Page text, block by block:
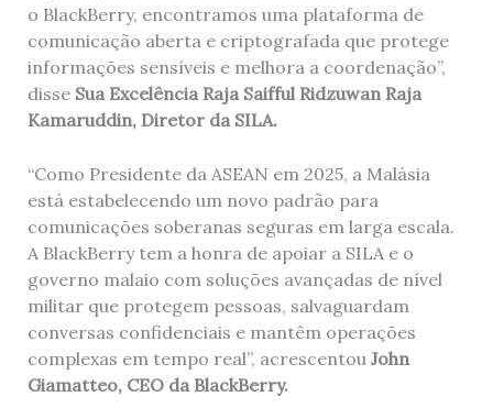
o BlackBerry, encontramos uma plataforma de
comunicação aberta e criptografada que protege
informações sensíveis e melhora a coordenação”,
disse Sua Excelência Raja Saifful Ridzuwan Raja
Kamaruddin, Diretor da SILA.
“Como Presidente da ASEAN em 2025, a Malásia
está estabelecendo um novo padrão para
comunicações soberanas seguras em larga escala.
A BlackBerry tem a honra de apoiar a SILA e o
governo malaio com soluções avançadas de nível
militar que protegem pessoas, salvaguardam
conversas confidenciais e mantêm operações
complexas em tempo real”, acrescentouJohn
Giamatteo, CEO da BlackBerry.